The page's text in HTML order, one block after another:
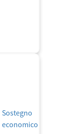
Sostegno
economico